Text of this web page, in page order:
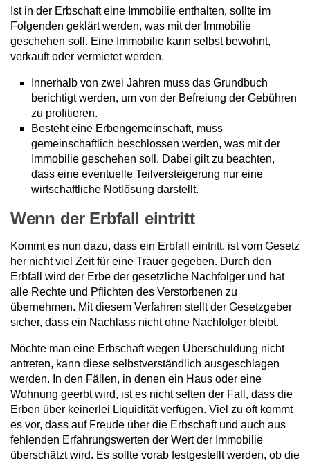
Ist in der Erbschaft eine Immobilie enthalten, sollte im
Folgenden geklärt werden, was mit der Immobilie
geschehen soll. Eine Immobilie kann selbst bewohnt,
verkauft oder vermietet werden.
Innerhalb von zwei Jahren muss das Grundbuch
berichtigt werden, um von der Befreiung der Gebühren
zu profitieren.
Besteht eine Erbengemeinschaft, muss
gemeinschaftlich beschlossen werden, was mit der
Immobilie geschehen soll. Dabei gilt zu beachten,
dass eine eventuelle Teilversteigerung nur eine
wirtschaftliche Notlösung darstellt.
Wenn der Erbfall eintritt
Kommt es nun dazu, dass ein Erbfall eintritt, ist vom Gesetz
her nicht viel Zeit für eine Trauer gegeben. Durch den
Erbfall wird der Erbe der gesetzliche Nachfolger und hat
alle Rechte und Pflichten des Verstorbenen zu
übernehmen. Mit diesem Verfahren stellt der Gesetzgeber
sicher, dass ein Nachlass nicht ohne Nachfolger bleibt.
Möchte man eine Erbschaft wegen Überschuldung nicht
antreten, kann diese selbstverständlich ausgeschlagen
werden. In den Fällen, in denen ein Haus oder eine
Wohnung geerbt wird, ist es nicht selten der Fall, dass die
Erben über keinerlei Liquidität verfügen. Viel zu oft kommt
es vor, dass auf Freude über die Erbschaft und auch aus
fehlenden Erfahrungswerten der Wert der Immobilie
überschätzt wird. Es sollte vorab festgestellt werden, ob die